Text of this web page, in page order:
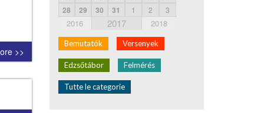
>>
28
29 30 31 1 2 3
2016 2017 2018
Bemutatók Versenyek
Edzsőtábor Felmérés
Tutte le categorie